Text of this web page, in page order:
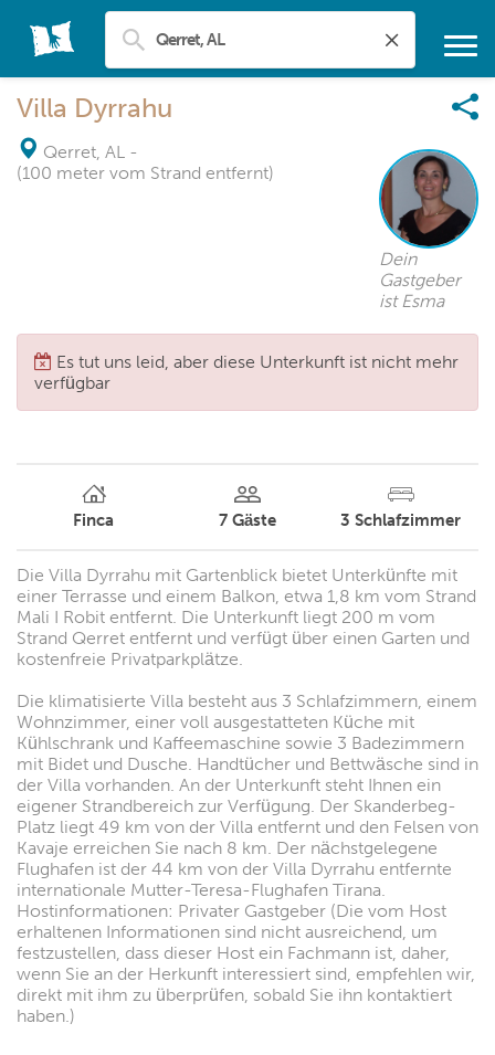
Villa Dyrrahu
Qerret, AL -
(100 meter vom Strand entfernt)
Dein
Gastgeber
ist Esma
Es tut uns leid, aber diese Unterkunft ist nicht mehr
verfügbar
Finca 7 Gäste 3 Schlafzimmer
Die Villa Dyrrahu mit Gartenblick bietet Unterkünfte mit
einer Terrasse und einem Balkon, etwa 1,8 km vom Strand
Mali I Robit entfernt. Die Unterkunft liegt 200 m vom
Strand Qerret entfernt und verfügt über einen Garten und
kostenfreie Privatparkplätze.
Die klimatisierte Villa besteht aus 3 Schlafzimmern, einem
Wohnzimmer, einer voll ausgestatteten Küche mit
Kühlschrank und Kaffeemaschine sowie 3 Badezimmern
mit Bidet und Dusche. Handtücher und Bettwäsche sind in
der Villa vorhanden. An der Unterkunft steht Ihnen ein
eigener Strandbereich zur Verfügung. Der Skanderbeg-
Platz liegt 49 km von der Villa entfernt und den Felsen von
Kavaje erreichen Sie nach 8 km. Der nächstgelegene
Flughafen ist der 44 km von der Villa Dyrrahu entfernte
internationale Mutter-Teresa-Flughafen Tirana.
Hostinformationen: Privater Gastgeber (Die vom Host
erhaltenen Informationen sind nicht ausreichend, um
festzustellen, dass dieser Host ein Fachmann ist, daher,
wenn Sie an der Herkunft interessiert sind, empfehlen wir,
direkt mit ihm zu überprüfen, sobald Sie ihn kontaktiert
haben.)